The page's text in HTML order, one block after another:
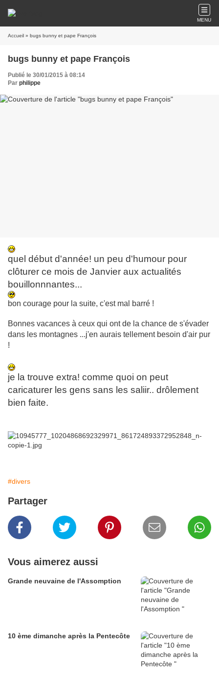
MENU
Accueil » bugs bunny et pape François
bugs bunny et pape François
Publié le 30/01/2015 à 08:14
Par philippe
quel début d'année! un peu d'humour pour
clôturer ce mois de Janvier aux actualités
bouillonnnantes...
bon courage pour la suite, c'est mal barré !
Bonnes vacances à ceux qui ont de la chance de s'évader
dans les montagnes ...j'en aurais tellement besoin d'air pur
!
je la trouve extra! comme quoi on peut
caricaturer les gens sans les saliir.. drôlement
bien faite.
#divers
Partager
Vous aimerez aussi
Grande neuvaine de l'Assomption
10 ème dimanche après la Pentecôte